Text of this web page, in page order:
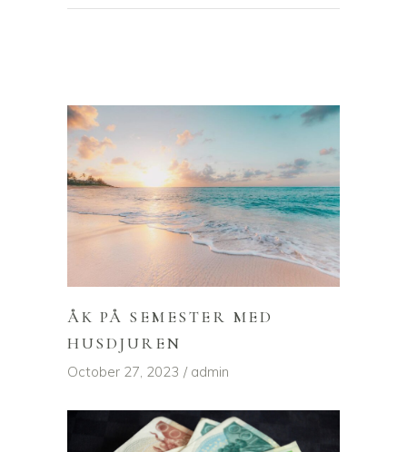
ÅK PÅ SEMESTER MED
HUSDJUREN
October 27, 2023 admin